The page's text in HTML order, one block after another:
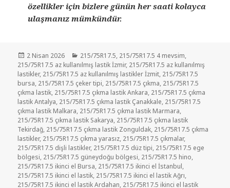
özellikler için bizlere günün her saati kolayca
ulaşmanız mümkündür.
Yayın
tarihi
2 Nisan 2026 Kategoriler
215/75R17.5, 215/75R17.5 4 mevsim,
215/75R17.5 az kullanılmış lastik İzmir, 215/75R17.5 az kullanılmış
lastikler, 215/75R17.5 az kullanılmış lastikler İzmit, 215/75R17.5
bursa, 215/75R17.5 çeker tipi, 215/75R17.5 çıkma, 215/75R17.5
çıkma lastik, 215/75R17.5 çıkma lastik Ankara, 215/75R17.5 çıkma
lastik Antalya, 215/75R17.5 çıkma lastik Çanakkale, 215/75R17.5
çıkma lastik Malkara, 215/75R17.5 çıkma lastik Marmara,
215/75R17.5 çıkma lastik Sakarya, 215/75R17.5 çıkma lastik
Tekirdağ, 215/75R17.5 çıkma lastik Zonguldak, 215/75R17.5 çıkma
lastikler, 215/75R17.5 çıkma yarasız, 215/75R17.5 çıkmalar,
215/75R17.5 dişli lastikler, 215/75R17.5 düz tipi, 215/75R17.5 ege
bölgesi, 215/75R17.5 güneydoğu bölgesi, 215/75R17.5 hino,
215/75R17.5 ikinci el Bursa, 215/75R17.5 ikinci el İstanbul,
215/75R17.5 ikinci el lastik, 215/75R17.5 ikinci el lastik Ağrı,
215/75R17.5 ikinci el lastik Ardahan, 215/75R17.5 ikinci el lastik